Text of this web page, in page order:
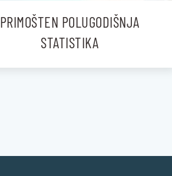
PRIMOŠTEN POLUGODIŠNJA
STATISTIKA